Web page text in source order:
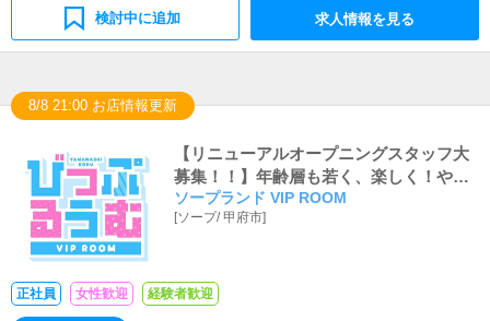
検討中に追加 求人情報を見る
8/8 21:00 お店情報更新
【リニューアルオープニングスタッフ大
募集！！】年齢層も若く、楽しく！やる
ときはやる！がモットーなため、ギスギ
スとした人間関係も一切なく、役職ポス
ソープランド VIP ROOM
[ソープ/甲府市]
正社員 女性歓迎 経験者歓迎